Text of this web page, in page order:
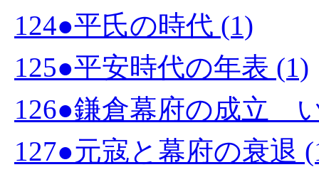
124●平氏の時代 (1)
125●平安時代の年表 (1)
126●鎌倉幕府の成立
127●元寇と幕府の衰退